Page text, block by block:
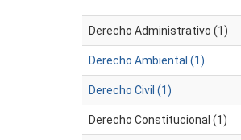
Derecho Administrativo (1)
Derecho Ambiental (1)
Derecho Civil (1)
Derecho Constitucional (1)